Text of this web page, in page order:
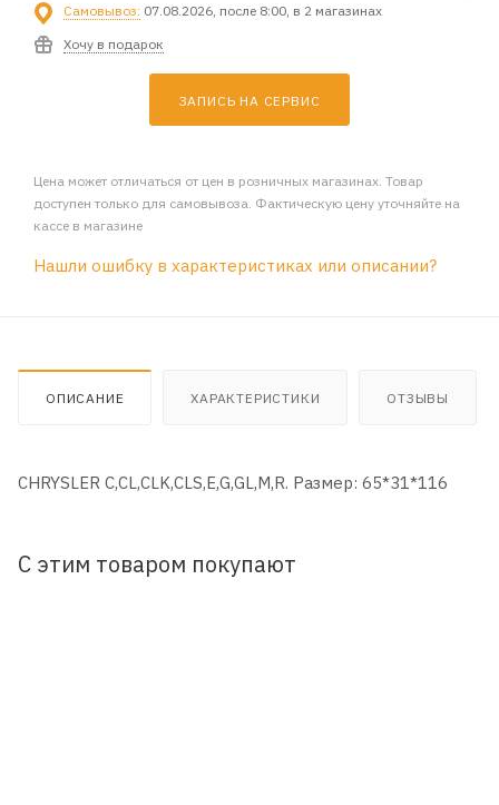
Самовывоз: 07.08.2026, после 8:00, в 2 магазинах
Хочу в подарок
ЗАПИСЬ НА СЕРВИС
Цена может отличаться от цен в розничных магазинах. Товар
доступен только для самовывоза. Фактическую цену уточняйте на
кассе в магазине
Нашли ошибку в характеристиках или описании?
ОПИСАНИЕ ХАРАКТЕРИСТИКИ ОТЗЫВЫ
CHRYSLER C,CL,CLK,CLS,E,G,GL,M,R. Размер: 65*31*116
С этим товаром покупают